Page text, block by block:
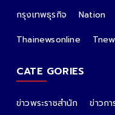
กรุงเทพธุรกิจ
Nation
Thainewsonline
CATE GORIES
ข่าวพระราชสำนัก ข่าวก